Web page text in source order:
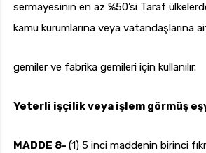
sermayesinin en az %50’si Taraf
kamu kurumlarına veya vatandaşlarına
gemiler ve fabrika gemileri için kullanılır.
Yeterli işçilik veya işlem görmüş
MADDE 8- (1) 5 inci maddenin birinci